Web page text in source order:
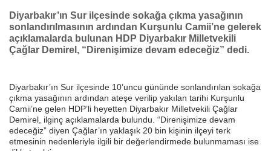
Diyarbakır’ın Sur ilçesinde sokağa çıkma yasağının
sonlandırılmasının ardından Kurşunlu Camii’ne gelerek
açıklamalarda bulunan HDP Diyarbakır Milletvekili
Çağlar Demirel, “Direnişimize devam edeceğiz” dedi.
Diyarbakır’ın Sur ilçesinde 10’uncu gününde sonlandırılan sokağa
çıkma yasağının ardından ateşe verilip yakılan tarihi Kurşunlu
Camii’ne gelen HDP’li heyetten Diyarbakır Milletvekili Çağlar
Demirel, ilginç açıklamalarda bulundu. “Direnişimize devam
edeceğiz” diyen Çağlar’ın yaklaşık 20 bin kişinin ilçeyi terk
etmesinin nedenleriyle ilgili bir değerlendirmede bulunmaması ise